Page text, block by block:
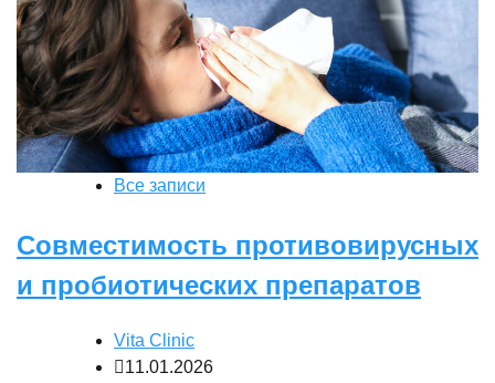
Все записи
Совместимость противовирусных
и пробиотических препаратов
Vita Clinic
11.01.2026